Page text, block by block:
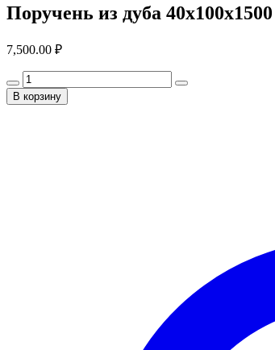
Поручень из дуба
7,500.00 ₽
В корзину